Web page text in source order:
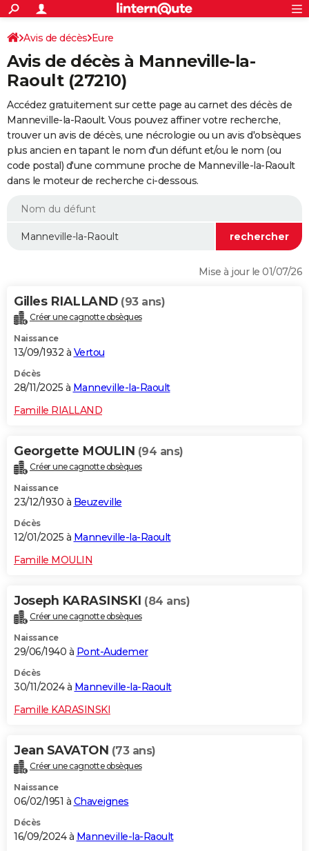
ACTUALITÉS
Politique
Société
Faits Divers
Education
Monde
Villes
+
SPORT
Coupe du monde 2026
Football
Tennis
Cyclisme
Rugby
Forum
FINANCE
Retraite
Impôts
Epargne
Immobilier
Risques naturels par ville
Banque
Assurance
Crédit
Essais
Réserver un essai
Citadines
Berlines
SUV
Forum auto
+
HIGH-TECH
Mobiles
Meilleur smartphone
Internet
Ordinateurs
Jeux vidéo
Guide high-tech
+
BRICOLAGE
Forum
Aménagement intérieur
Extérieur
Cuisine
Salle de bains
Jardinage
Rangement
WEEK-END
Guides de France
Escapades
Patrimoine
Expositions
Musées
Week-end nature
LIFESTYLE
Alimentation
Guide de la santé
Maladies
Médicaments
Sommeil
VOYAGE
Destinations
City break
Voyage nature
Voyage de noces
Forum
Climat
+PHOTO
GUIDES D'ACHAT
BONS PLANS
CARTE DE VOEUX
Dictionnaire
Biographies
Citations
Expressions
Proverbes
PROGRAMME TV
COPAINS D'AVANT
S'inscrire
Se connecter
Lycées
Collèges
Primaires
Universités
Entreprises
Service militaire
Avis de recherche
AVIS DE DÉCÈS
Avis de décès Eure
Avis de décès à Manneville-la-
Raoult (27210)
Accédez gratuitement sur cette page au carnet des décès de
Manneville-la-Raoult. Vous pouvez affiner votre recherche,
trouver un avis de décès, une nécrologie ou un avis d'obsèques
plus ancien en tapant le nom d'un défunt et/ou le nom (ou
code postal) d'une commune proche de Manneville-la-Raoult
dans le moteur de recherche ci-dessous.
Mise à jour le 01/07/26
Gilles RIALLAND (93 ans)
Créer une cagnotte obsèques
Naissance
13/09/1932 à Vertou
Décès
28/11/2025 à Manneville-la-Raoult
Famille RIALLAND
Georgette MOULIN (94 ans)
Créer une cagnotte obsèques
Naissance
23/12/1930 à Beuzeville
Décès
12/01/2025 à Manneville-la-Raoult
Famille MOULIN
Joseph KARASINSKI (84 ans)
Créer une cagnotte obsèques
Naissance
29/06/1940 à Pont-Audemer
Décès
30/11/2024 à Manneville-la-Raoult
Famille KARASINSKI
Jean SAVATON (73 ans)
Créer une cagnotte obsèques
Naissance
06/02/1951 à Chaveignes
Décès
16/09/2024 à Manneville-la-Raoult